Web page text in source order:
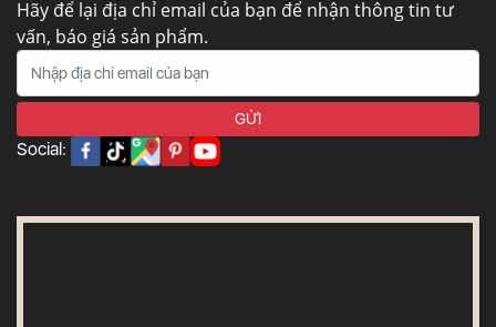
Hãy để lại địa chỉ email của bạn để nhận thông tin tư
vấn, báo giá sản phẩm.
Social: